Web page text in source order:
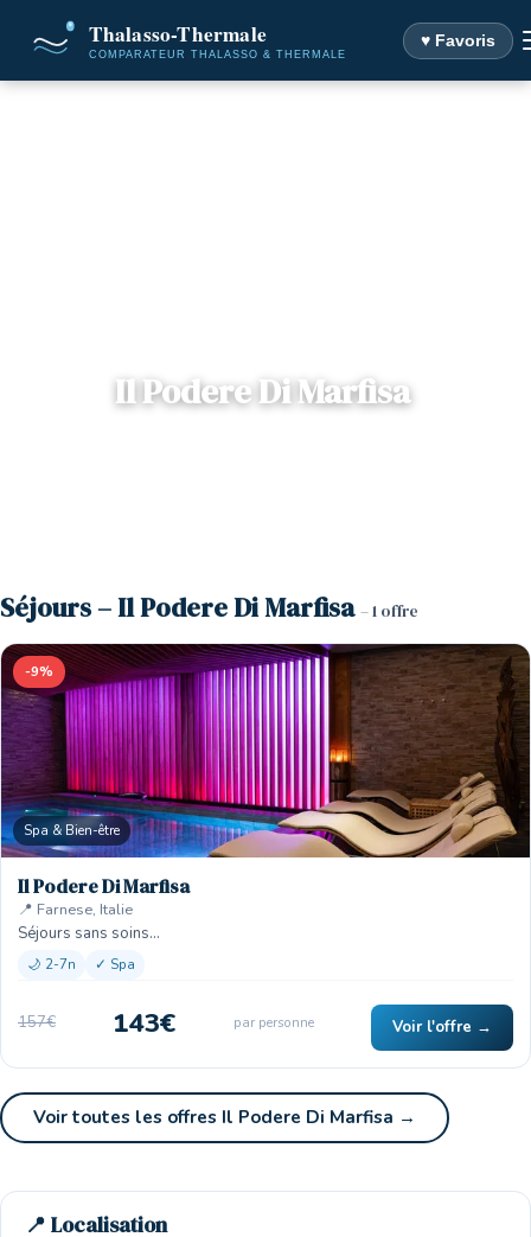
♥ Favoris
Il Podere Di Marfisa
Séjours – Il Podere Di Marfisa – 1 offre
-9%
Spa & Bien-être
Il Podere Di Marfisa
📍 Farnese, Italie
Séjours sans soins…
🌙 2-7n ✓ Spa
157€ 143€ par personne Voir l'offre →
Voir toutes les offres Il Podere Di Marfisa →
📍 Localisation